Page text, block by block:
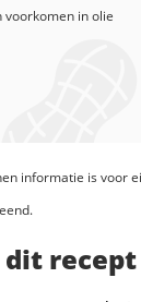
voorkomen inolie
informatie is voor
dit recept